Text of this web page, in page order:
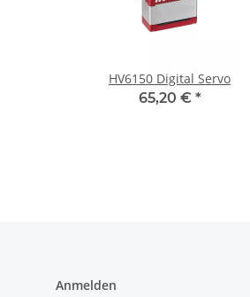
HV6150 Digital Servo
65,20 € *
Anmelden